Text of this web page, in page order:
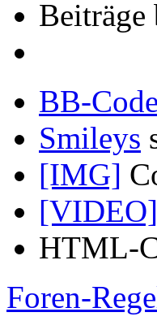
Beiträge
BB-Code
Smileys
[IMG]
[VIDEO]
HTML-
Foren-